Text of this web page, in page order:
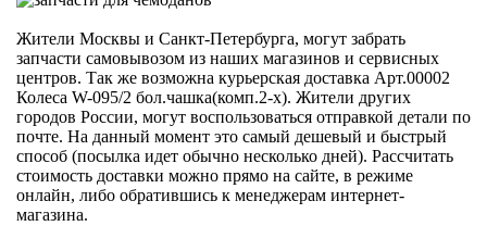
Жители Москвы и Санкт-Петербурга, могут забрать
запчасти самовывозом из наших магазинов и сервисных
центров. Так же возможна курьерская доставка Арт.00002
Колеса W-095/2 бол.чашка(комп.2-х). Жители других
городов России, могут воспользоваться отправкой детали по
почте. На данный момент это самый дешевый и быстрый
способ (посылка идет обычно несколько дней). Рассчитать
стоимость доставки можно прямо на сайте, в режиме
онлайн, либо обратившись к менеджерам интернет-
магазина.